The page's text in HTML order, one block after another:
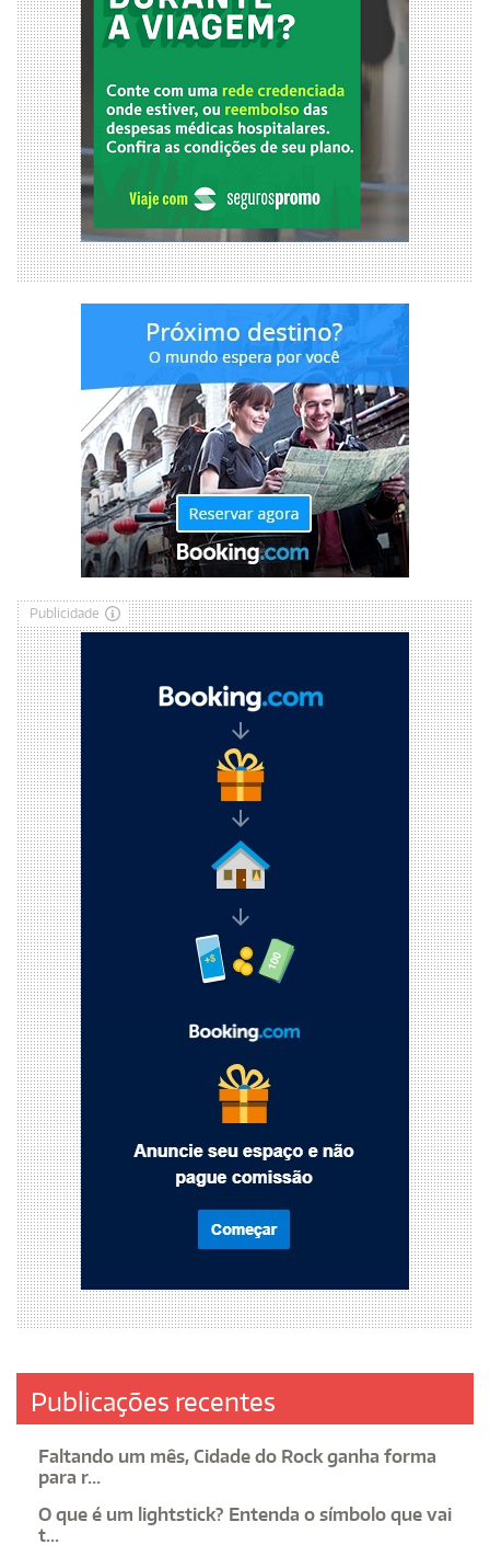
Publicidade
Publicações recentes
Faltando um mês, Cidade do Rock ganha forma
para r...
O que é um lightstick? Entenda o símbolo que vai
t...